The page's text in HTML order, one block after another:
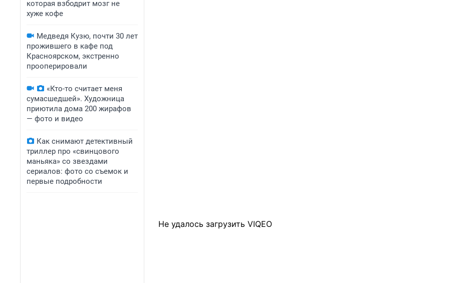
которая взбодрит мозг не
хуже кофе
Медведя Кузю, почти 30 лет
прожившего в кафе под
Красноярском, экстренно
прооперировали
«Кто-то считает меня
сумасшедшей». Художница
приютила дома 200 жирафов
— фото и видео
Как снимают детективный
триллер про «свинцового
маньяка» со звездами
сериалов: фото со съемок и
первые подробности
Не удалось загрузить VIQEO